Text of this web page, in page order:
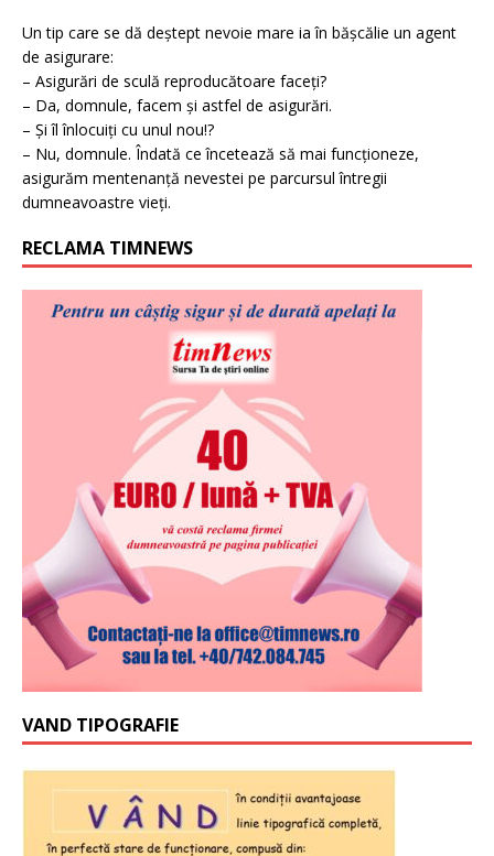
Un tip care se dă deștept nevoie mare ia în bășcălie un agent
de asigurare:
– Asigurări de sculă reproducătoare faceți?
– Da, domnule, facem și astfel de asigurări.
– Și îl înlocuiți cu unul nou!?
– Nu, domnule. Îndată ce încetează să mai funcționeze,
asigurăm mentenanță nevestei pe parcursul întregii
dumneavoastre vieți.
RECLAMA TIMNEWS
VAND TIPOGRAFIE